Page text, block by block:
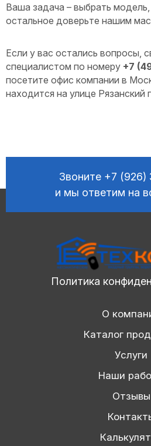
Ваша задача – выбрать модель,
остальное доверьте нашим
Если у вас остались вопросы,
специалистом по номеру +7
посетите офис компании в
находится на улице Рязанский
Звоните +7 (926)
и мы ответим на
Политика
О
Каталог
Услуги
Наши
Отзывы